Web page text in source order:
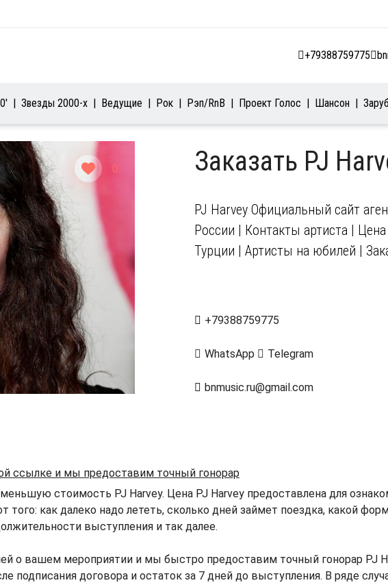
+79388759775
Звезды 2000-х Ведущие Рок Рэп/RnB Проект Голос Шансон
0 Заказать PJ
PJ Harvey Официальный сайт
России | Контакты артиста |
Турции | Артисты на юбилей |
+79388759775
WhatsApp Telegram
bnmusic.ru@gmail.com
ссылке и мы предоставим точный гонорар
стоимость PJ Harvey. Цена PJ Harvey предоставлена для
того: как далеко надо лететь, сколько дней займет поездка, какой
выступления и так далее.
о вашем мероприятии и мы быстро предоставим точный гонорар PJ
подписания договора и остаток за 7 дней до выступления. В ряде